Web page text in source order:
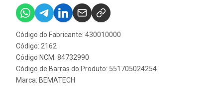
Código do Fabricante: 430010000
Código: 2162
Código NCM: 84732990
Código de Barras do Produto: 551705024254
Marca: BEMATECH